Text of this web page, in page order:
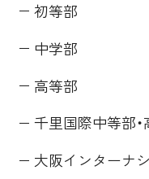
初等部
中学部
高等部
千里国際中等部
大阪インターナ